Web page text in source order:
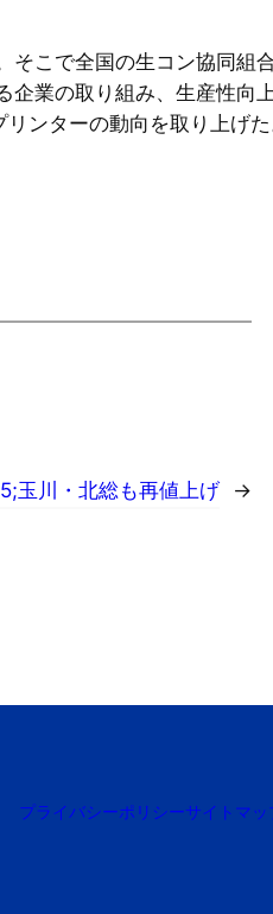
そこで全国の生コン協同組
企業の取り組み、生産性向
ンターの動向を取り上げた
5;玉川・北総も再値上げ →
プライバシーポリシーサイトマッ